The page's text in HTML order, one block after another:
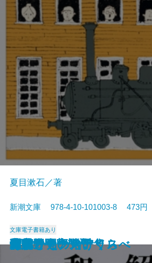
猟銃・闘牛
ヴェルレーヌ詩集
草枕
斜陽
高村光太郎詩集
歌行燈・高野聖
土
真実一路
老妓抄
坊っちゃん
夏目漱石／著
新潮文庫 978-4-10-101003-8 473円
文庫電子書籍あり
和解
ヰタ・セクスアリス
出家とその弟子
にごりえ・たけくらべ
武蔵野
白痴
青年
雁
それから
門